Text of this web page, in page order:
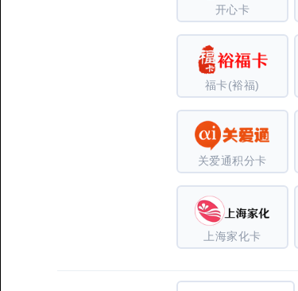
开心卡
福卡(裕福)
关爱通积分卡
上海家化卡